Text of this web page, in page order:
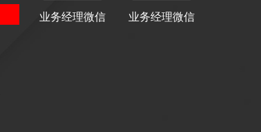
业务经理微信 业务经理微信